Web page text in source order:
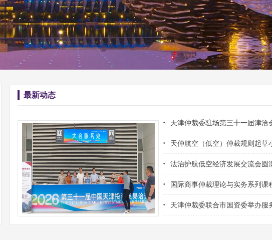
最新动态
· 天津仲裁委驻场第三十一届津洽
· 天仲航空（低空）仲裁规则起草
· 法治护航低空经济发展交流会圆
· 国际商事仲裁理论与实务系列课
· 天津仲裁委联合市国资委举办服